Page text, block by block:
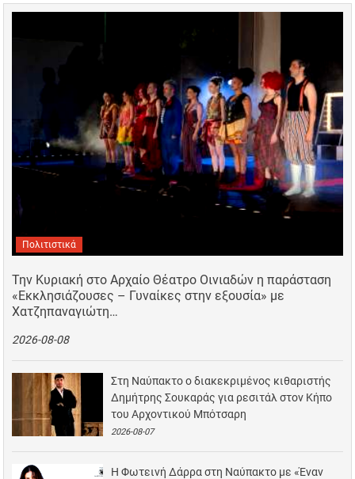
Πολιτιστικά
Την Κυριακή στο Αρχαίο Θέατρο Οινιαδών η παράσταση
«Εκκλησιάζουσες – Γυναίκες στην εξουσία» με
Χατζηπαναγιώτη…
2026-08-08
Στη Ναύπακτο ο διακεκριμένος κιθαριστής
Δημήτρης Σουκαράς για ρεσιτάλ στον Κήπο
του Αρχοντικού Μπότσαρη
2026-08-07
Η Φωτεινή Δάρρα στη Ναύπακτο με «Έναν